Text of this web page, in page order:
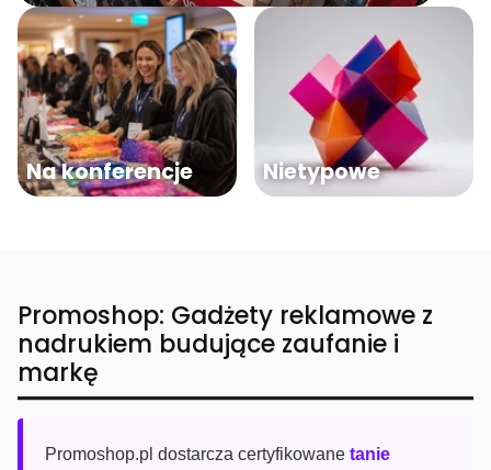
Na konferencje Nietypowe
Promoshop: Gadżety reklamowe z
nadrukiem budujące zaufanie i
markę
Promoshop.pl dostarcza certyfikowane tanie